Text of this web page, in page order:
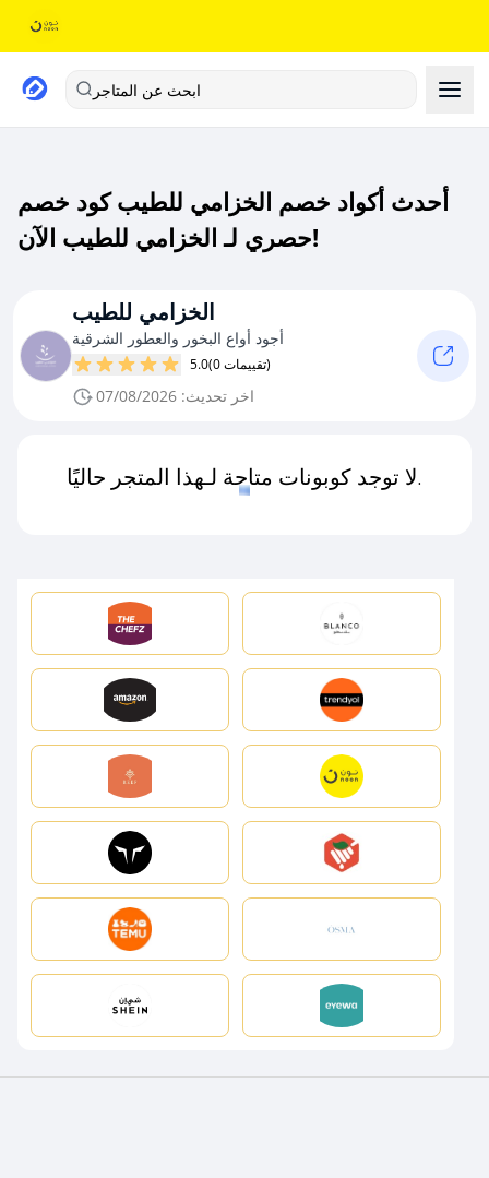
ابحث عن المتاجر
أحدث أكواد خصم الخزامي للطيب كود خصم
حصري لـ الخزامي للطيب الآن!
الخزامي للطيب
أجود أواع البخور والعطور الشرقية
5.0 (0 تقييمات)
اخر تحديث: 07/08/2026
لا توجد كوبونات متاحة لـهذا المتجر حاليًا.